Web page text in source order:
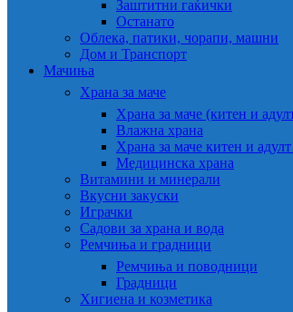
Заштитни гаќички
Останато
Облека, патики, чорапи, машни
Дом и Транспорт
Мачиња
Храна за маче
Храна за маче (китен и
Влажна храна
Храна за маче китен и
Медицинска храна
Витамини и минерали
Вкусни закуски
Играчки
Садови за храна и вода
Ремчиња и градници
Ремчиња и поводници
Градници
Хигиена и козметика